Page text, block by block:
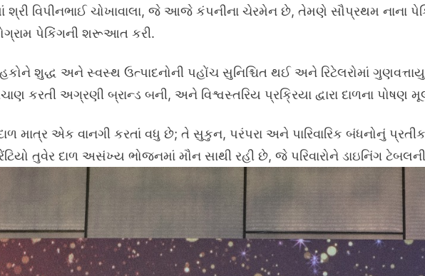
શ્રી વિપીનભાઈ ચોખાવાલા, જે આજે કંપનીના ચેરમેન છે, તેમણે સૌપ્રથમ નાના
પેકિંગની શરૂઆત કરી.
શુદ્ધ અને સ્વસ્થ ઉત્પાદનોની પહોંચ સુનિશ્ચિત થઈ અને રિટેલરોમાં
કરતી અગ્રણી બ્રાન્ડ બની, અને વિશ્વસ્તરિય પ્રક્રિયા દ્વારા દાળના પોષણ
માત્ર એક વાનગી કરતાં વધુ છે; તે સુકુન, પરંપરા અને પારિવારિક બંધનોનું
તુવેર દાળ અસંખ્ય ભોજનમાં મૌન સાથી રહી છે, જે પરિવારોને ડાઇનિંગ